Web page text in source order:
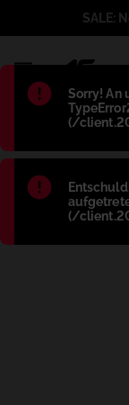
Błąd:
Sorry! An
(/
Błąd:
(/
SALE: